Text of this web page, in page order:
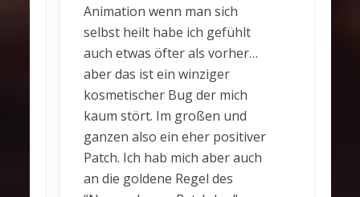
Animation wenn man sich
selbst heilt habe ich gefühlt
auch etwas öfter als vorher…
aber das ist ein winziger
kosmetischer Bug der mich
kaum stört. Im großen und
ganzen also ein eher positiver
Patch. Ich hab mich aber auch
an die goldene Regel des